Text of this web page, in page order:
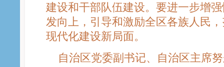
建设和干部队伍建设。要进一步增
发向上，引导和激励全区各族人民
现代化建设新局面。
自治区党委副书记、自治区主席